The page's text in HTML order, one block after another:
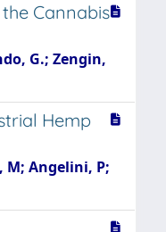
Cannabis
G.; Zengin,
Hemp
M; Angelini, P;